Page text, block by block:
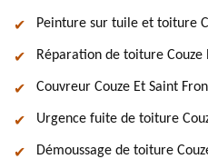
Peinture sur tuile et toiture
Réparation de toiture Couze
Couvreur Couze Et Saint
Urgence fuite de toiture
Démoussage de toiture